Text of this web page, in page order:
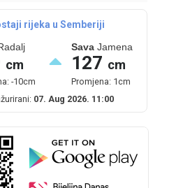
rijeka u Semberiji
cm
-10cm
SavaJamena
127 cm
Promjena: 1cm
07. Aug 2026. 11:00